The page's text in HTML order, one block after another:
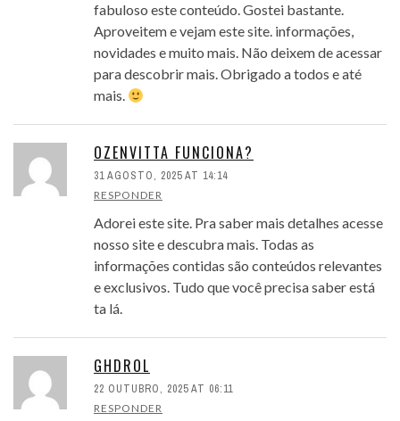
fabuloso este conteúdo. Gostei bastante.
Aproveitem e vejam este site. informações,
novidades e muito mais. Não deixem de acessar
para descobrir mais. Obrigado a todos e até
mais.
OZENVITTA FUNCIONA?
31 AGOSTO, 2025 AT 14:14
RESPONDER
Adorei este site. Pra saber mais detalhes acesse
nosso site e descubra mais. Todas as
informações contidas são conteúdos relevantes
e exclusivos. Tudo que você precisa saber está
ta lá.
GHDROL
22 OUTUBRO, 2025 AT 06:11
RESPONDER